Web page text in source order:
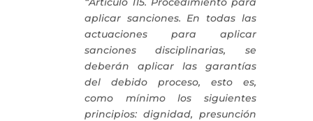
aplicar sanciones. En todas las
actuaciones para aplicar
sanciones disciplinarias, se
deberán aplicar las garantías
del debido proceso, esto es,
como mínimo los siguientes
principios: dignidad, presunción